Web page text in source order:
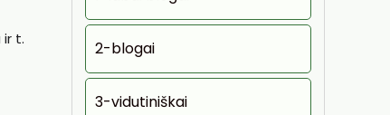
t.
2-blogai
3-vidutiniškai